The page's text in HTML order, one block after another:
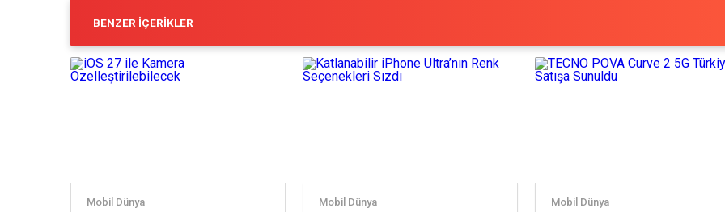
BENZER İÇERIKLER
Mobil Dünya Mobil Dünya Mobil Dünya